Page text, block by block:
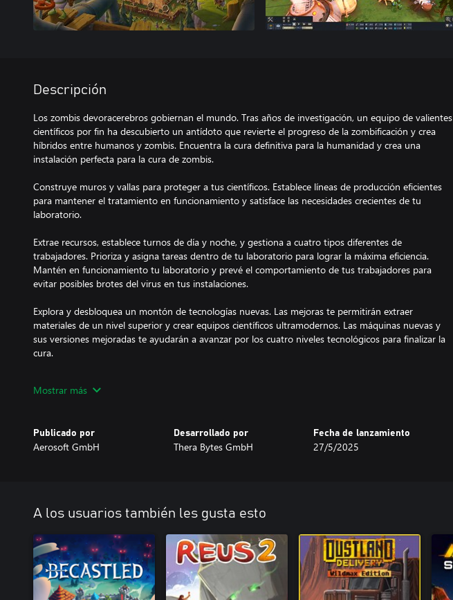
Descripción
Los zombis devoracerebros gobiernan el mundo. Tras años de investigación, un equipo de valientes
científicos por fin ha descubierto un antídoto que revierte el progreso de la zombificación y crea
híbridos entre humanos y zombis. Encuentra la cura definitiva para la humanidad y crea una
instalación perfecta para la cura de zombis.
Construye muros y vallas para proteger a tus científicos. Establece líneas de producción eficientes
para mantener el tratamiento en funcionamiento y satisface las necesidades crecientes de tu
laboratorio.
Extrae recursos, establece turnos de día y noche, y gestiona a cuatro tipos diferentes de
trabajadores. Prioriza y asigna tareas dentro de tu laboratorio para lograr la máxima eficiencia.
Mantén en funcionamiento tu laboratorio y prevé el comportamiento de tus trabajadores para
evitar posibles brotes del virus en tus instalaciones.
Explora y desbloquea un montón de tecnologías nuevas. Las mejoras te permitirán extraer
materiales de un nivel superior y crear equipos científicos ultramodernos. Las máquinas nuevas y
sus versiones mejoradas te ayudarán a avanzar por los cuatro niveles tecnológicos para finalizar la
cura.
sofisticadas armas de congelación. Lleva a tus zombis congelados a la cámara de tratamiento. En
errático e incluso podrá arrasar tu laboratorio. Mantenlos felices en todo momento, cura a todos
los que puedas para aumentar tu personal y DESZOMBIFICA el mundo.
-Investiga y desbloquea más de 200 tecnologías.
-Planea y mejora la distribución de tu laboratorio.
-Desarrolla y mantén la economía compleja de un laboratorio.
Mostrar más
Publicado por
Aerosoft GmbH
Desarrollado por
Thera Bytes GmbH
Fecha de lanzamiento
27/5/2025
A los usuarios también les gusta esto